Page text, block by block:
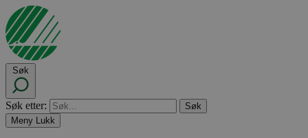
Søk
Søk etter:
Meny Lukk